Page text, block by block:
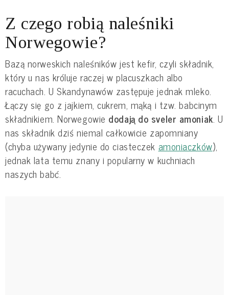
Z czego robią naleśniki
Norwegowie?
Bazą norweskich naleśników jest kefir, czyli składnik,
który u nas króluje raczej w placuszkach albo
racuchach. U Skandynawów zastępuje jednak mleko.
Łączy się go z jajkiem, cukrem, mąką i tzw. babcinym
składnikiem. Norwegowie dodają do sveler amoniak. U
nas składnik dziś niemal całkowicie zapomniany
(chyba używany jedynie do ciasteczek amoniaczków),
jednak lata temu znany i popularny w kuchniach
naszych babć.